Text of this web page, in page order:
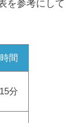
を参考にして
時間
15分